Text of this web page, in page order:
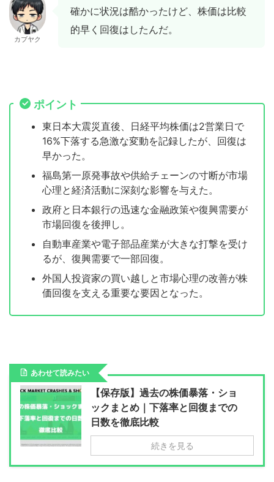
カブヤク
確かに状況は酷かったけど、株価は比較
的早く回復はしたんだ。
ポイント
東日本大震災直後、日経平均株価は2営業日で
16%下落する急激な変動を記録したが、回復は
早かった。
福島第一原発事故や供給チェーンの寸断が市場
心理と経済活動に深刻な影響を与えた。
政府と日本銀行の迅速な金融政策や復興需要が
市場回復を後押し。
自動車産業や電子部品産業が大きな打撃を受け
るが、復興需要で一部回復。
外国人投資家の買い越しと市場心理の改善が株
価回復を支える重要な要因となった。
あわせて読みたい
【保存版】過去の株価暴落・ショ
ックまとめ｜下落率と回復までの
日数を徹底比較
続きを見る